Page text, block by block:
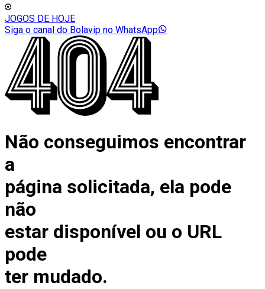
JOGOS DE HOJE
Siga o canal do Bolavip no WhatsApp
Não conseguimos encontrar
a
página solicitada, ela pode
não
estar disponível ou o URL
pode
ter mudado.